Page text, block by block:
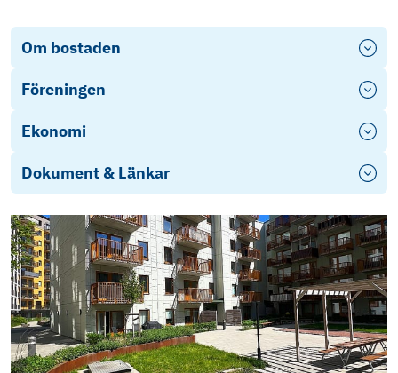
Om bostaden
Föreningen
Ekonomi
Dokument & Länkar
Stadgar (1) (2)
Årsredovisning 2022 (2) (2)
Energideklaration (9)